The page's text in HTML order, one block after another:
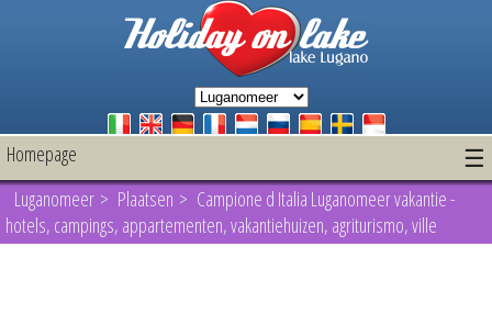
Homepage ☰
Luganomeer > Plaatsen > Campione d Italia Luganomeer vakantie -
hotels, campings, appartementen, vakantiehuizen, agriturismo, ville